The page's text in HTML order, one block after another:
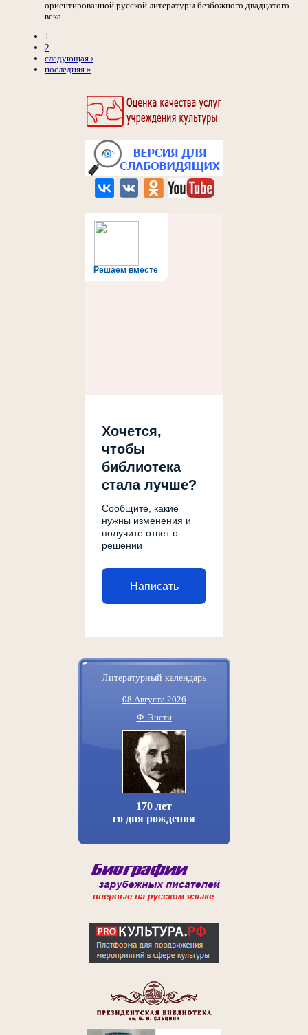
Решаем вместе
Хочется,
чтобы
библиотека
стала лучше?
Сообщите, какие
нужны изменения и
получите ответ о
решении
Написать
Литературный календарь
08 Августа 2026
Ф. Энсти
170 лет
со дня рождения
ориентированной русской литературы безбожного двадцатого
века.
1
2
следующая ›
последняя »